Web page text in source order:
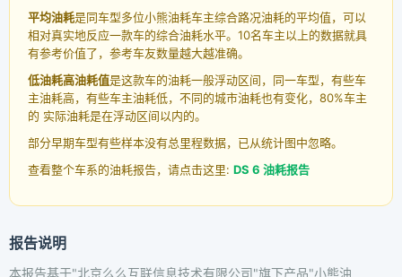
平均油耗是同车型多位小熊油耗车主综合路况油耗的平均值，可以
相对真实地反应一款车的综合油耗水平。10名车主以上的数据就具
有参考价值了，参考车友数量越大越准确。
低油耗高油耗值是这款车的油耗一般浮动区间，同一车型，有些车
主油耗高，有些车主油耗低，不同的城市油耗也有变化，80%车主
的 实际油耗是在浮动区间以内的。
部分早期车型有些样本没有总里程数据，已从统计图中忽略。
查看整个车系的油耗报告，请点击这里: DS 6 油耗报告
报告说明
本报告基于"北京么么互联信息技术有限公司"旗下产品"小熊油